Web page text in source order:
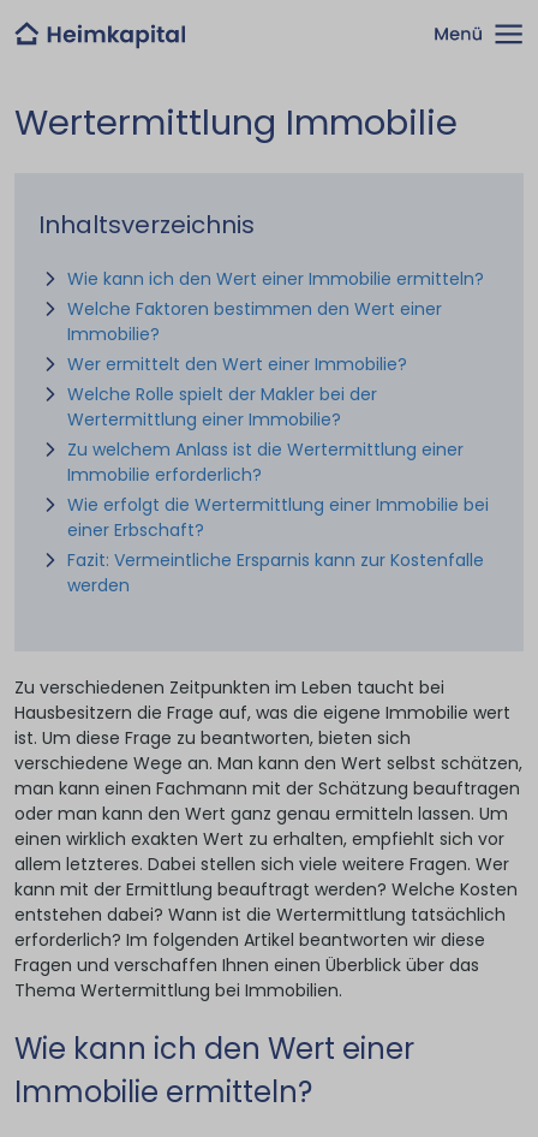
Wertermittlung Immobilie
Inhaltsverzeichnis
Wie kann ich den Wert einer Immobilie ermitteln?
Welche Faktoren bestimmen den Wert einer
Immobilie?
Wer ermittelt den Wert einer Immobilie?
Welche Rolle spielt der Makler bei der
Wertermittlung einer Immobilie?
Zu welchem Anlass ist die Wertermittlung einer
Immobilie erforderlich?
Wie erfolgt die Wertermittlung einer Immobilie bei
einer Erbschaft?
Fazit: Vermeintliche Ersparnis kann zur Kostenfalle
werden
Zu verschiedenen Zeitpunkten im Leben taucht bei
Hausbesitzern die Frage auf, was die eigene Immobilie wert
ist. Um diese Frage zu beantworten, bieten sich
verschiedene Wege an. Man kann den Wert selbst schätzen,
man kann einen Fachmann mit der Schätzung beauftragen
oder man kann den Wert ganz genau ermitteln lassen. Um
einen wirklich exakten Wert zu erhalten, empfiehlt sich vor
allem letzteres. Dabei stellen sich viele weitere Fragen. Wer
kann mit der Ermittlung beauftragt werden? Welche Kosten
entstehen dabei? Wann ist die Wertermittlung tatsächlich
erforderlich? Im folgenden Artikel beantworten wir diese
Fragen und verschaffen Ihnen einen Überblick über das
Thema Wertermittlung bei Immobilien.
Wie kann ich den Wert einer
Immobilie ermitteln?